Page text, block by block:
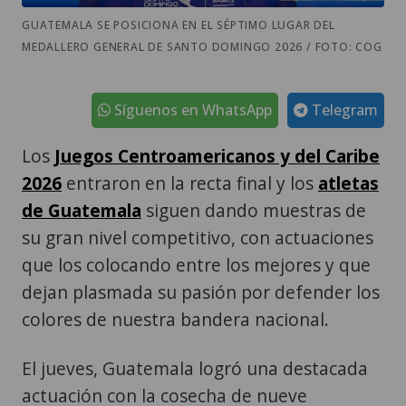
GUATEMALA SE POSICIONA EN EL SÉPTIMO LUGAR DEL
MEDALLERO GENERAL DE SANTO DOMINGO 2026 / FOTO: COG
Telegram
Síguenos en WhatsApp
Los Juegos Centroamericanos y del Caribe
2026 entraron en la recta final y los atletas
de Guatemala siguen dando muestras de
su gran nivel competitivo, con actuaciones
que los colocando entre los mejores y que
dejan plasmada su pasión por defender los
colores de nuestra bandera nacional.
El jueves, Guatemala logró una destacada
actuación con la cosecha de nueve